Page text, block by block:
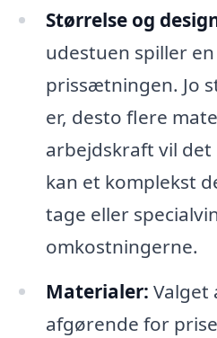
Størrelse og
udestuen spiller
prissætningen. Jo
er, desto flere
arbejdskraft vil
kan et komplekst
tage eller
omkostningerne.
Materialer: Valget
afgørende for